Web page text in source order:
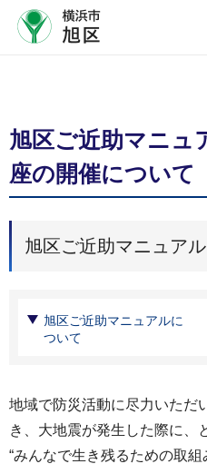
旭区ご近助マニュ
座の開催について
旭区ご近助マニュア
旭区ご近助マニュアルに
ついて
地域で防災活動に尽力いただ
き、大地震が発生した際に、
“みんなで生き残るための取